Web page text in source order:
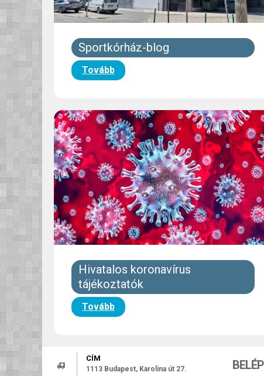
Sportkórház-blog
Tovább
Hivatalos koronavírus
tájékoztatók
Tovább
CÍM
1113 Budapest, Karolina út 27.